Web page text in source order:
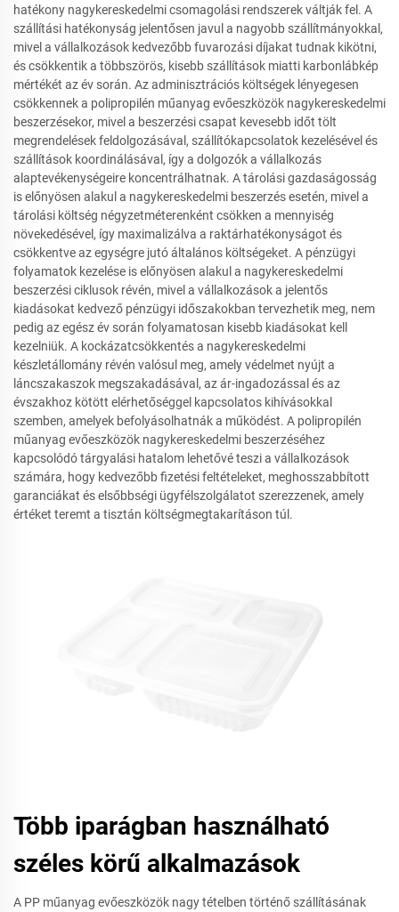
hatékony nagykereskedelmi csomagolási rendszerek váltják fel. A
szállítási hatékonyság jelentősen javul a nagyobb szállítmányokkal,
mivel a vállalkozások kedvezőbb fuvarozási díjakat tudnak kikötni,
és csökkentik a többszörös, kisebb szállítások miatti karbonlábkép
mértékét az év során. Az adminisztrációs költségek lényegesen
csökkennek a polipropilén műanyag evőeszközök nagykereskedelmi
beszerzésekor, mivel a beszerzési csapat kevesebb időt tölt
megrendelések feldolgozásával, szállítókapcsolatok kezelésével és
szállítások koordinálásával, így a dolgozók a vállalkozás
alaptevékenységeire koncentrálhatnak. A tárolási gazdaságosság
is előnyösen alakul a nagykereskedelmi beszerzés esetén, mivel a
tárolási költség négyzetméterenként csökken a mennyiség
növekedésével, így maximalizálva a raktárhatékonyságot és
csökkentve az egységre jutó általános költségeket. A pénzügyi
folyamatok kezelése is előnyösen alakul a nagykereskedelmi
beszerzési ciklusok révén, mivel a vállalkozások a jelentős
kiadásokat kedvező pénzügyi időszakokban tervezhetik meg, nem
pedig az egész év során folyamatosan kisebb kiadásokat kell
kezelniük. A kockázatcsökkentés a nagykereskedelmi
készletállomány révén valósul meg, amely védelmet nyújt a
láncszakaszok megszakadásával, az ár-ingadozással és az
évszakhoz kötött elérhetőséggel kapcsolatos kihívásokkal
szemben, amelyek befolyásolhatnák a működést. A polipropilén
műanyag evőeszközök nagykereskedelmi beszerzéséhez
kapcsolódó tárgyalási hatalom lehetővé teszi a vállalkozások
számára, hogy kedvezőbb fizetési feltételeket, meghosszabbított
garanciákat és elsőbbségi ügyfélszolgálatot szerezzenek, amely
értéket teremt a tisztán költségmegtakarításon túl.
Több iparágban használható
széles körű alkalmazások
A PP műanyag evőeszközök nagy tételben történő szállításának